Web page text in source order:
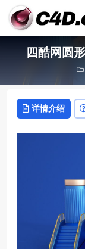
四酷网圆
详情介绍